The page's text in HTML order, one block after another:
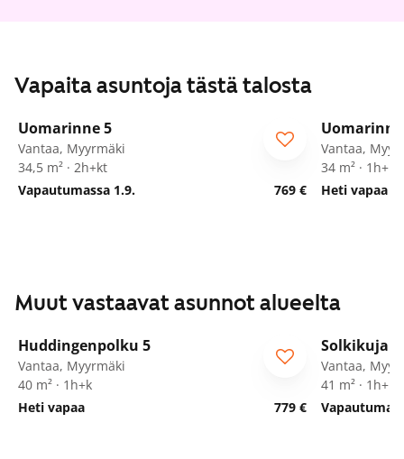
Vapaita asuntoja tästä talosta
/23
Uomarinne 5
Vantaa, Myyrmäki
34,5 m² · 2h+kt
Vapautumassa 1.9.
769 €
Vantaa,
34 m² ·
Heti vapaa
Muut vastaavat asunnot alueelta
ARA
Huddingenpolku 5
Vantaa, Myyrmäki
40 m² · 1h+k
Heti vapaa
779 €
Solkikuja
Vantaa,
41 m² ·